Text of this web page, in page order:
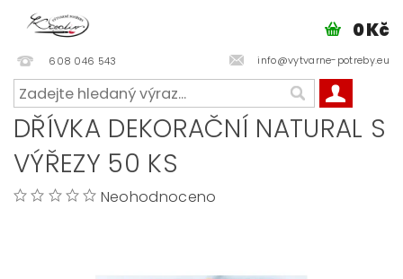
608 046 543 info@vytvarne-potreby.eu
0 Kč
DŘÍVKA DEKORAČNÍ NATURAL S
VÝŘEZY 50 KS
Neohodnoceno